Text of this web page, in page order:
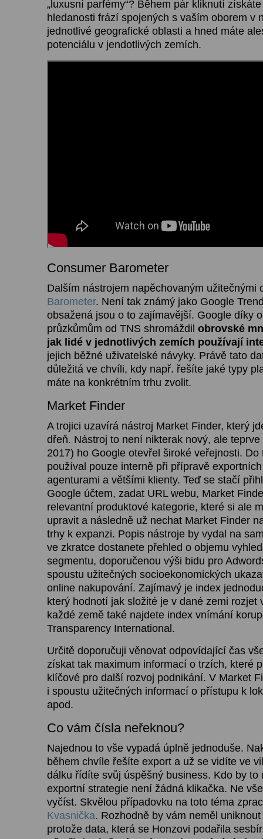
„luxusní parfémy“? Během pár kliknutí
hledanosti frází spojených s vaším oborem v
jednotlivé geografické oblasti a hned máte
potenciálu v jendotlivých zemích.
Consumer Barometer
Dalším nástrojem napěchovaným užitečnými
Barometer. Není tak známý jako Google
obsažená jsou o to zajímavější. Google díky
průzkůmům od TNS shromáždil obrovské
jak lidé v jednotlivých zemích používají
jejich běžné uživatelské návyky. Právě tato
důležitá ve chvíli, kdy např. řešíte jaké typy
máte na konkrétním trhu zvolit.
Market Finder
A trojici uzavírá nástroj Market Finder, který
dřeň. Nástroj to není nikterak nový, ale
2017) ho Google otevřel široké veřejnosti. Do
používal pouze interně při přípravě
agenturami a většími klienty. Teď se stačí
Google účtem, zadat URL webu, Market
relevantní produktové kategorie, které si ale
upravit a následně už nechat Market Finder
trhy k expanzi. Popis nástroje by vydal na
ve zkratce dostanete přehled o objemu
segmentu, doporučenou výši bidu pro
spoustu užitečných socioekonomických
online nakupování. Zajímavý je index
který hodnotí jak složité je v dané zemi rozjet
každé země také najdete index vnímání
Transparency International.
Určitě doporučuji věnovat odpovídající čas
získat tak maximum informací o trzích, které
klíčové pro další rozvoj podnikání. V Market
i spoustu užitečných informací o přístupu k
apod.
Co vám čísla neřeknou?
Najednou to vše vypadá úplně jednoduše.
během chvíle řešíte export a už se vidíte ve
dálku řídíte svůj úspěšný business. Kdo by to
exportní strategie není žádná klikačka. Ne
vyčíst. Skvělou případovku na toto téma
Kvasnička. Rozhodně by vám neměl
protože data, která se Honzovi podařila